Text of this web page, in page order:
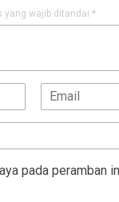
yang wajib ditandai *
pada peramban